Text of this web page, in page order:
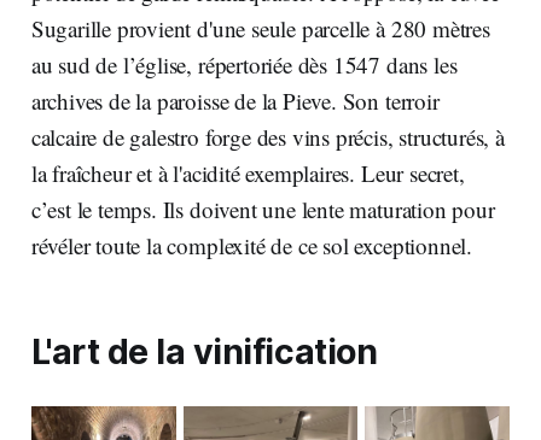
Sugarille provient d'une seule parcelle à 280 mètres
au sud de l’église, répertoriée dès 1547 dans les
archives de la paroisse de la Pieve. Son terroir
calcaire de galestro forge des vins précis, structurés, à
la fraîcheur et à l'acidité exemplaires. Leur secret,
c’est le temps. Ils doivent une lente maturation pour
révéler toute la complexité de ce sol exceptionnel.
L'art de la vinification